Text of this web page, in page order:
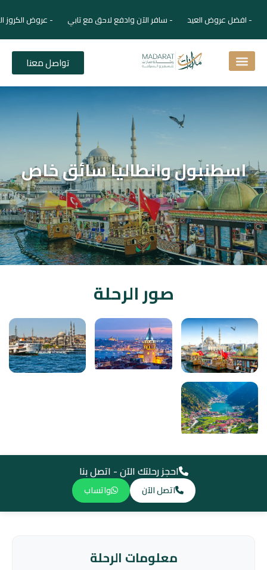
- افضل عروض العيد - سافر الآن وادفع لاحق مع تابي - عروض الكروز
تواصل معنا
اسطنبول وانطاليا سائق خاص
صور الرحلة
احجز رحلتك الآن - اتصل بنا
اتصل الآن واتساب
معلومات الرحلة